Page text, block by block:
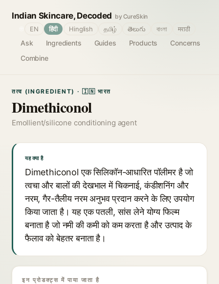
Indian Skincare, Decoded by CureSkin
Ask Ingredients Guides Products
Concerns
Combine
EN हिंदी Hinglish தமிழ் తెలుగు বাংলা मराठी
तत्व (INGREDIENT) · 🇮🇳 भारत
Dimethiconol
Emollient/silicone conditioning agent
यह क्या है
Dimethiconol एक सिलिकॉन-आधारित पॉलीमर है जो
त्वचा और बालों की देखभाल में चिकनाई, कंडीशनिंग और
नरम, गैर-तैलीय नरम अनुभव प्रदान करने के लिए उपयोग
किया जाता है। यह एक पतली, सांस लेने योग्य फिल्म
बनाता है जो नमी की कमी को कम करता है और उत्पाद के
फैलाव को बेहतर बनाता है।
इन प्रोडक्ट्स में पाया जाता है